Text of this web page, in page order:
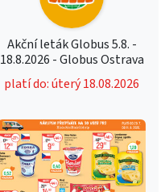
Akční leták Globus 5.8. -
18.8.2026 - Globus Ostrava
platí do: úterý 18.08.2026